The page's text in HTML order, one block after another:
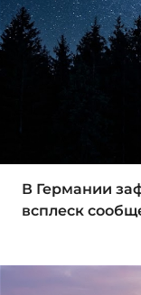
В Германии
всплеск